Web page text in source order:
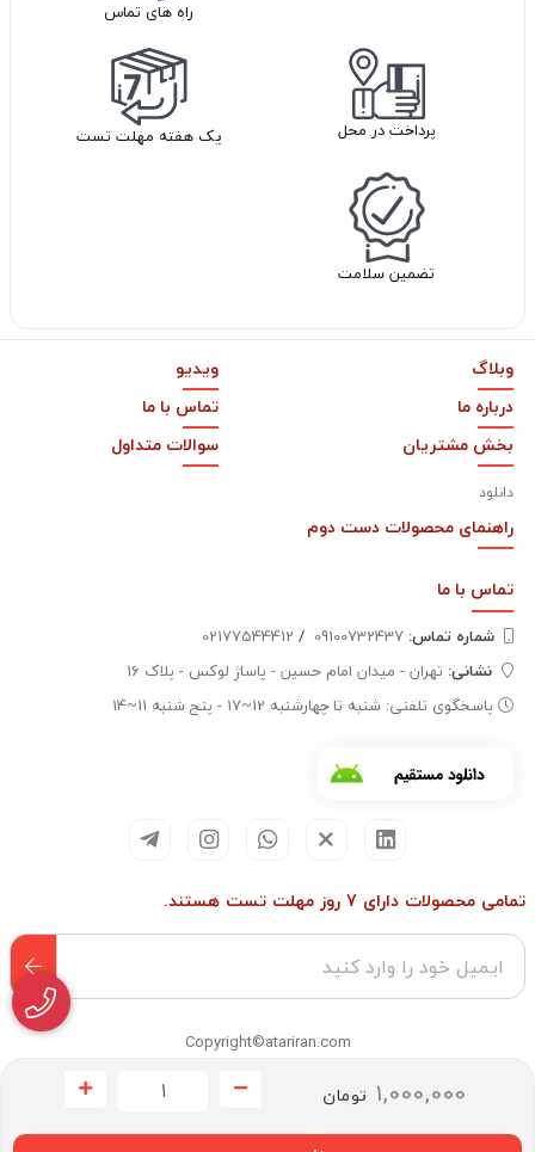
1,000,000 تومان
راه های تماس
پرداخت در محل یک هفته مهلت تست
تضمین سلامت
وبلاگ
ویدیو
درباره ما
تماس با ما
بخش مشتریان
دانلود
سوالات متداول
راهنمای محصولات دست دوم
تماس با ما
شماره تماس‌: /
02177544412
نشانی: تهران - میدان امام حسین - پاساژ لوکس - پلاک 16
پاسخگوی تلفنی: شنبه تا چهارشنبه 12~17 - پنج شنبه 11~14
تمامی محصولات دارای 7 روز مهلت تست هستند.
Copyright©atariran.com